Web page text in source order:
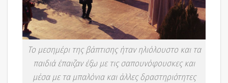
Το μεσημέρι της βάπτισης ήταν ηλιόλουστο και τα
παιδιά έπαιζαν έξω με τις σαπουνόφουσκες και
μέσα με τα μπαλόνια και άλλες δραστηριότητες